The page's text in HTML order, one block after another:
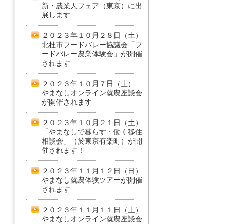
新・農業人フェア（東京）に出
展します
２０２３年１０月２８日（土）
北杜市フードバレー協議会「フ
ードバレー農業体験会」が開催
されます
２０２３年１０月７日（土）
やまなしオンライン就農座談会
が開催されます
２０２３年１０月２１日（土）
「やまなしで暮らす・働く移住
相談会」（於東京有楽町）が開
催されます！
２０２３年１１月１２日（日）
やまなし就農体験ツアーが開催
されます
２０２３年１１月１１日（土）
やまなしオンライン就農座談会